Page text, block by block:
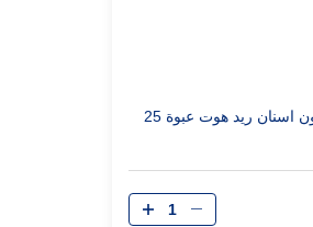
كلوس اب معجون اسنان ريد هوت عبوة 25
الكمية